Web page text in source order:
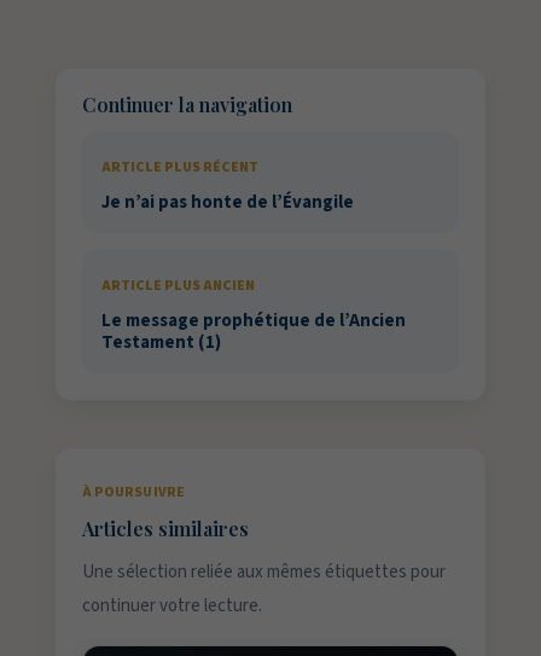
Continuer la navigation
ARTICLE PLUS RÉCENT
Je n’ai pas honte de l’Évangile
ARTICLE PLUS ANCIEN
Le message prophétique de l’Ancien
Testament (1)
À POURSUIVRE
Articles similaires
Une sélection reliée aux mêmes étiquettes pour
continuer votre lecture.